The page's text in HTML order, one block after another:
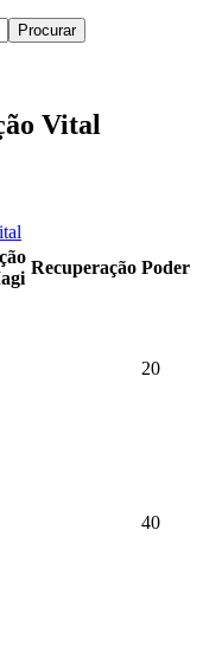
Vital
Recuperação Poder
20
40